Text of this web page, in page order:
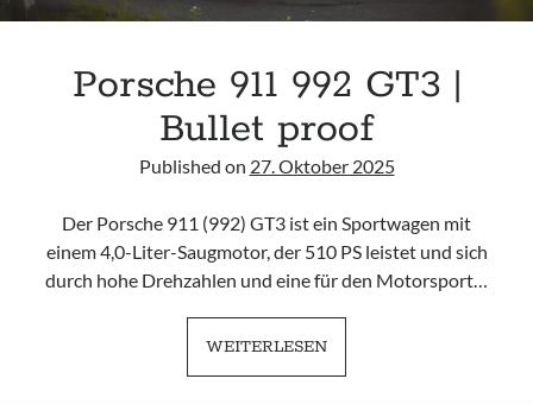
Porsche 911 992 GT3 |
Bullet proof
Published on 27. Oktober 2025
Der Porsche 911 (992) GT3 ist ein Sportwagen mit
einem 4,0-Liter-Saugmotor, der 510 PS leistet und sich
durch hohe Drehzahlen und eine für den Motorsport…
WEITERLESENPORSCHE
911